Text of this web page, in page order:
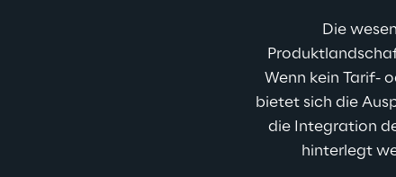
Die
Wenn kein Tarif-
bietet sich die
die Integration
hinterlegt